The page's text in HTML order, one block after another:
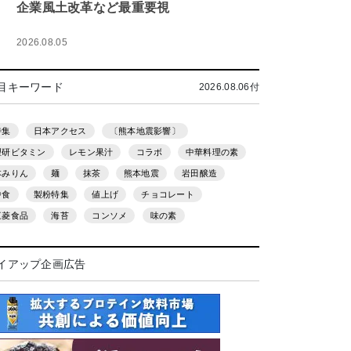
企業風土改革など最重要視
2026.08.05
キーワード 2026.08.06付
集 日本アクセス 〔熊本地震影響〕
研ビタミン レモン果汁 コラボ 中華料理の素
みりん 麺 抹茶 熊本地震 岩田醸造
食 製粉特集 値上げ チョコレート
菱食品 海苔 コンソメ 味の素
アップ企画広告